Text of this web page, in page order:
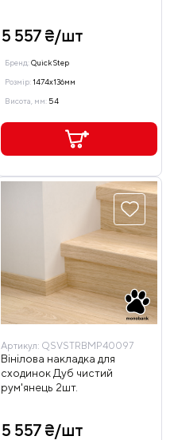
5 557 ₴/шт
Бренд:Quick Step
Розмір:1474x136мм
Висота, мм: 54
Артикул: QSVSTRBMP40097
Вінілова накладка для
сходинок Дуб чистий
рум'янець 2шт.
5 557 ₴/шт